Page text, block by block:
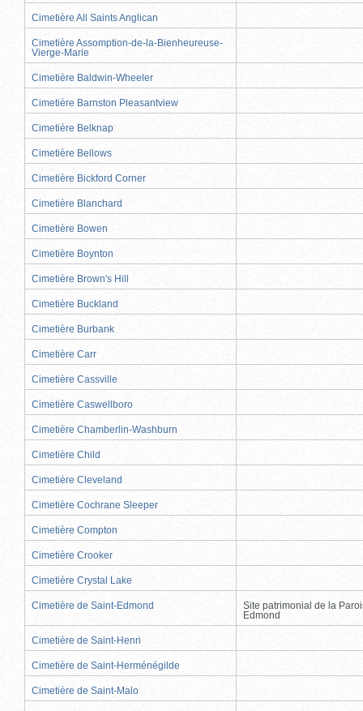
Cimetière All Saints Anglican
Cimetière Assomption-de-la-Bienheureuse-
Vierge-Marie
Cimetière Baldwin-Wheeler
Cimetière Barnston Pleasantview
Cimetière Belknap
Cimetière Bellows
Cimetière Bickford Corner
Cimetière Blanchard
Cimetière Bowen
Cimetière Boynton
Cimetière Brown's Hill
Cimetière Buckland
Cimetière Burbank
Cimetière Carr
Cimetière Cassville
Cimetière Caswellboro
Cimetière Chamberlin-Washburn
Cimetière Child
Cimetière Cleveland
Cimetière Cochrane Sleeper
Cimetière Compton
Cimetière Crooker
Cimetière Crystal Lake
Cimetière de Saint-Edmond
Site patrimonial de la
Edmond
Cimetière de Saint-Henri
Cimetière de Saint-Herménégilde
Cimetière de Saint-Malo